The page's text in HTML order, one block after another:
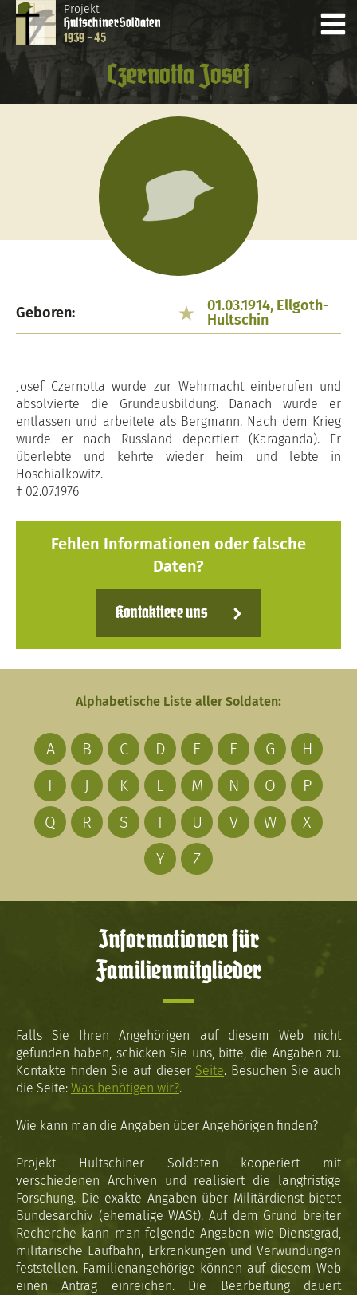
Projekt
HultschinerSoldaten
1939 - 45
Czernotta Josef
Geboren:
01.03.1914, Ellgoth-
Hultschin
Josef Czernotta wurde zur Wehrmacht einberufen und
absolvierte die Grundausbildung. Danach wurde er
entlassen und arbeitete als Bergmann. Nach dem Krieg
wurde er nach Russland deportiert (Karaganda). Er
überlebte und kehrte wieder heim und lebte in
Hoschialkowitz.
† 02.07.1976
Fehlen Informationen oder falsche
Daten?
Kontaktiere uns
Alphabetische Liste aller Soldaten:
A B C D E F G
H
I
J K L M N O
P
Q
R S T U V W
X
Y
Z
Informationen für
Familienmitglieder
Falls Sie Ihren Angehörigen auf diesem Web nicht
gefunden haben, schicken Sie uns, bitte, die Angaben zu.
Kontakte finden Sie auf dieser Seite. Besuchen Sie auch
die Seite: Was benötigen wir?.
Wie kann man die Angaben über Angehörigen finden?
Projekt Hultschiner Soldaten kooperiert mit
verschiedenen Archiven und realisiert die langfristige
Forschung. Die exakte Angaben über Militärdienst bietet
Bundesarchiv (ehemalige WASt). Auf dem Grund breiter
Recherche kann man folgende Angaben wie Dienstgrad,
militärische Laufbahn, Erkrankungen und Verwundungen
feststellen. Familienangehörige können auf diesem Web
einen Antrag einreichen. Die Bearbeitung dauert